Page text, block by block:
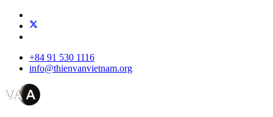
+84 91 530 1116
info@thienvanvietnam.org